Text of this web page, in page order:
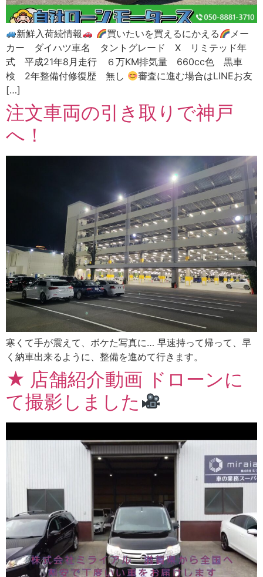
新鮮入荷続情報 買いたいを買えるにかえる
メー
カー ダイハツ車名 タントグレード X リミテッド年
式 平成21年8月走行 ６万KM排気量 660cc色 黒車
検 2年整備付修復歴 無し
審査に進む場合はLINEお友
[…]
注文車両の引き取りで神戸
へ！
寒くて手が震えて、ボケた写真に… 早速持って帰って、早
く納車出来るように、整備を進めて行きます。
★ 店舗紹介動画 ドローンに
て撮影しました